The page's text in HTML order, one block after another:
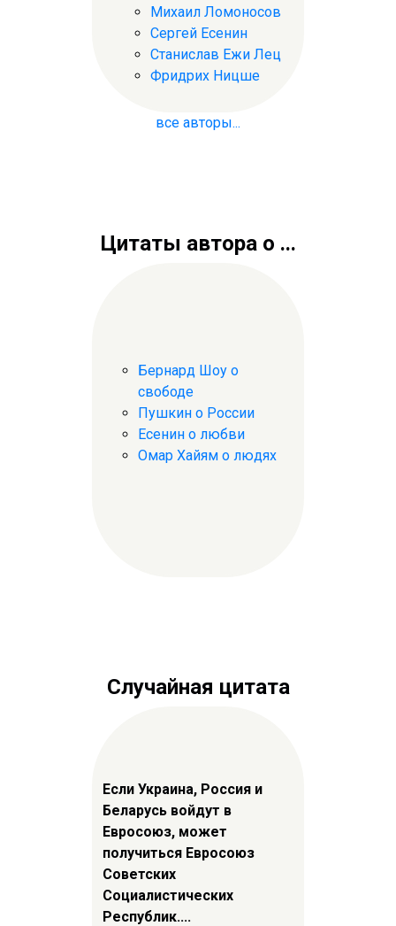
Михаил Ломоносов
Сергей Есенин
Станислав Ежи Лец
Фридрих Ницше
все авторы...
Цитаты автора о ...
Бернард Шоу о
свободе
Пушкин о России
Есенин о любви
Омар Хайям о людях
Случайная цитата
Если Украина, Россия и
Беларусь войдут в
Евросоюз, может
получиться Евросоюз
Советских
Социалистических
Республик....